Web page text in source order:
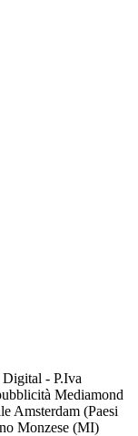
- P.Iva
Mediamond
Amsterdam (Paesi
Monzese (MI)